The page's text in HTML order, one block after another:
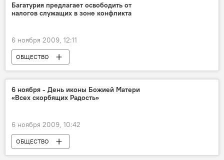
Багатурия предлагает освободить от
налогов служащих в зоне конфликта
6 ноября 2009, 12:11
ОБЩЕСТВО
6 ноября - День иконы Божией Матери
«Всех скорбящих Радость»
6 ноября 2009, 10:42
ОБЩЕСТВО